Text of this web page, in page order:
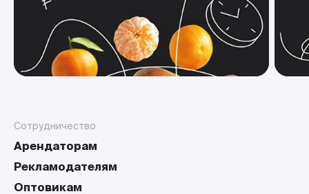
Сотрудничество
Арендаторам
Рекламодателям
Оптовикам